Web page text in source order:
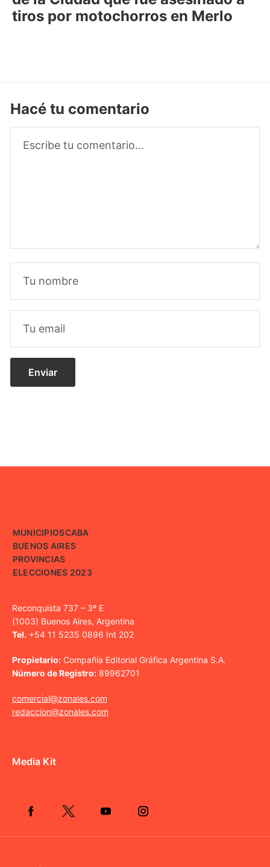
tiros por motochorros en Merlo
Hacé tu comentario
MUNICIPIOSCABA
BUENOS AIRES
PROVINCIAS
ELECCIONES 2023
Reconquista 737 – 3º E
(1003) Buenos Aires, Argentina
Tel. +54 11 5235 0896 Int 202
Propietario: Compañía Editorial Gráfica Argentina S.A.
Número de Registro: 89962701
comercial@zonales.com
redaccion@zonales.com
Media Kit